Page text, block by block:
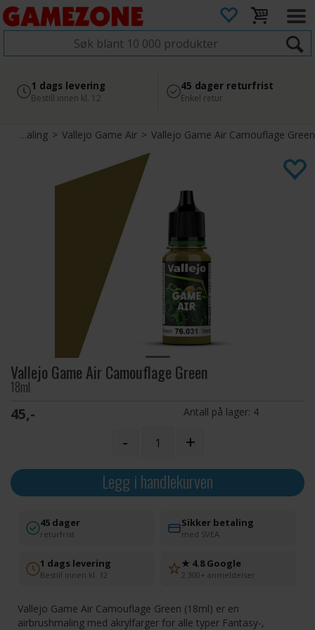
4.8
2 300+ anmeldelser på
Google
Sikker betaling
med Svea
1 dags levering
Bestill innen kl. 12
45 dager returfrist
Enkel retur
Airbrush Maling>Vallejo Game Air>Vallejo Game Air Camouflage Green
Vallejo Game Air Camouflage Green
18ml
45,- Antall på lager: 4
- +
Legg i handlekurven
45 dager
returfrist
Sikker betaling
med SVEA
1 dags levering
Bestill innen kl. 12
★ 4.8 Google
2 300+ anmeldelser
Vallejo Game Air Camouflage Green (18ml) er en
airbrushmaling med akrylfarger for alle typer Fantasy-,